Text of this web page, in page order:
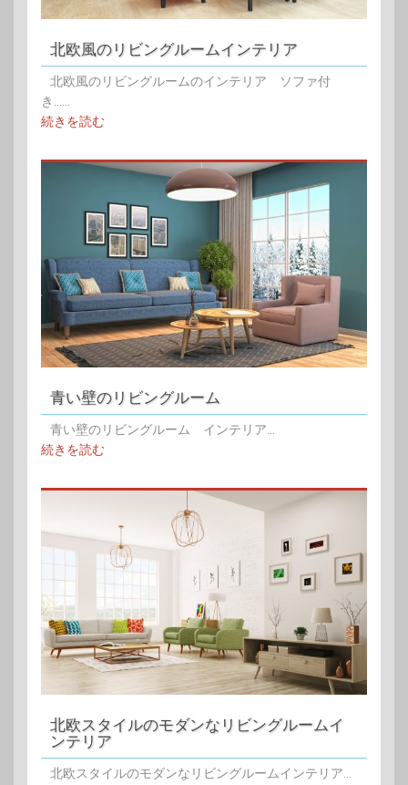
北欧風のリビングルームインテリア
北欧風のリビングルームのインテリア ソファ付
き......
続きを読む
青い壁のリビングルーム
青い壁のリビングルーム インテリア...
続きを読む
北欧スタイルのモダンなリビングルームイ
ンテリア
北欧スタイルのモダンなリビングルームインテリア...